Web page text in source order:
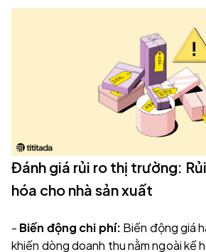
Đánh giá rủi ro thị trường:
hóa cho nhà sản xuất
- Biến động chi phí: Biến động giá
khiến dòng doanh thu nằm ngoài kế